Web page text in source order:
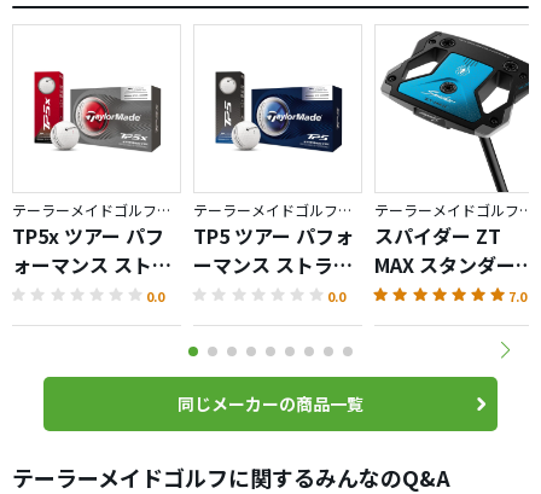
テーラーメイドゴルフ／TP5
TP5x ツアー パフ
ォーマンス ストラ
イプ ボール
0.0
テーラーメイドゴルフ／TP5
TP5 ツアー パフォ
ーマンス ストライ
プ ボール
0.0
テーラーメイドゴルフ／Spider ZT
スパイダー ZT
MAX スタンダード
パター
7.0
同じメーカーの商品一覧
テーラーメイドゴルフに関するみんなのQ&A